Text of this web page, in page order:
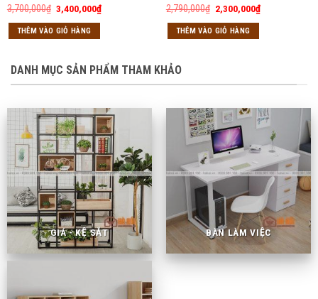
3,700,000₫ Giá
gốc
là:
3,700,000₫.
3,400,000₫Giá
hiện
THÊM VÀO GIỎ HÀNG
2,790,000₫ Giá
gốc
là:
2,790,000₫.
2,300,000₫Giá
hiện
THÊM VÀO GIỎ HÀNG
DANH MỤC SẢN PHẨM THAM KHẢO
GIÁ - KỆ SẮT BÀN LÀM VIỆC